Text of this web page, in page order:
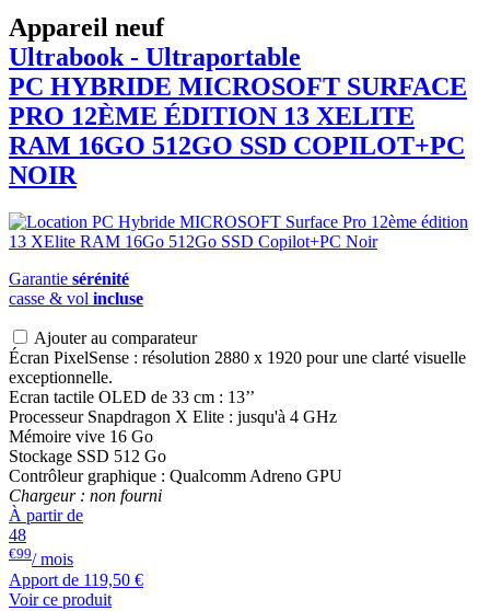
Appareil neuf
Ultrabook - Ultraportable
PC HYBRIDE MICROSOFT SURFACE
PRO 12ÈME ÉDITION 13 XELITE
RAM 16GO 512GO SSD COPILOT+PC
NOIR
Garantie sérénité
casse & vol incluse
Ajouter au comparateur
Écran PixelSense : résolution 2880 x 1920 pour une clarté visuelle
exceptionnelle.
Ecran tactile OLED de 33 cm : 13’’
Processeur Snapdragon X Elite : jusqu'à 4 GHz
Mémoire vive 16 Go
Stockage SSD 512 Go
Contrôleur graphique : Qualcomm Adreno GPU
Chargeur : non fourni
À partir de
48
€99/ mois
Apport de 119,50 €
Voir ce produit